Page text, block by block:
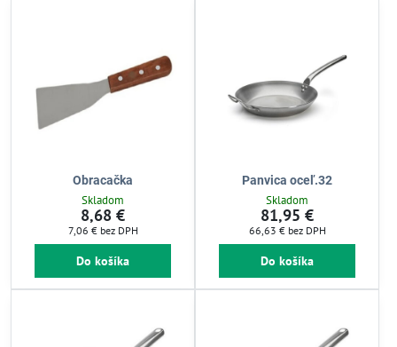
Obracačka
Skladom
8,68 €
7,06 € bez DPH
Do košíka
Panvica oceľ.32
Skladom
81,95 €
66,63 € bez DPH
Do košíka